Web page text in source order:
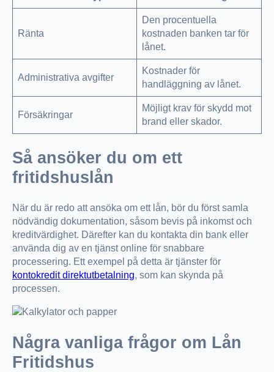
Ränta
Den procentuella
kostnaden banken tar för
lånet.
Administrativa avgifter
Kostnader för
handläggning av lånet.
Försäkringar
Möjligt krav för skydd mot
brand eller skador.
Så ansöker du om ett
fritidshuslån
När du är redo att ansöka om ett lån, bör du först samla
nödvändig dokumentation, såsom bevis på inkomst och
kreditvärdighet. Därefter kan du kontakta din bank eller
använda dig av en tjänst online för snabbare
processering. Ett exempel på detta är tjänster för
kontokredit direktutbetalning, som kan skynda på
processen.
Några vanliga frågor om Lån
Fritidshus